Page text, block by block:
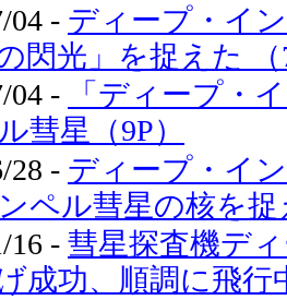
04 - ディープ・イ
の閃光」を捉えた
04 -
「ディープ・
彗星（9P）
28 - ディープ・イ
ペル彗星の核を捉
16 - 彗星探査機デ
成功、順調に飛行